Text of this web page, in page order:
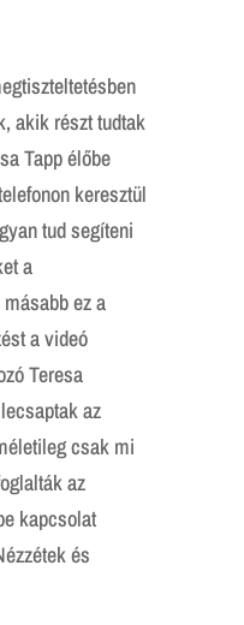
akik részt tudtak
Tapp élőbe
keresztül
tud segíteni
a
ez a
a videó
Teresa
az
csak mi
az
kapcsolat
és